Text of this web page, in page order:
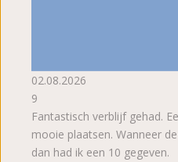
02.08.2026
9
Fantastisch verblijf gehad.
mooie plaatsen. Wanneer
dan had ik een 10 gegeven.